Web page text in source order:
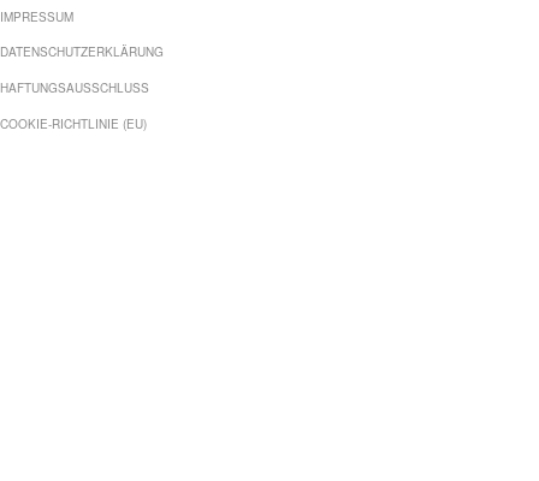
IMPRESSUM
DATENSCHUTZERKLÄRUNG
HAFTUNGSAUSSCHLUSS
COOKIE-RICHTLINIE (EU)